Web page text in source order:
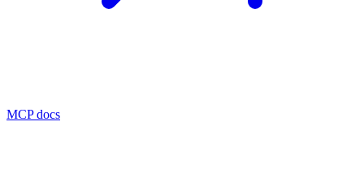
MCP docs